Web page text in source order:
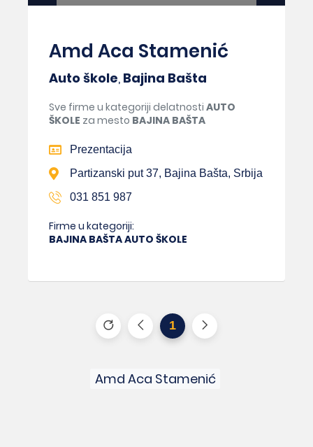
Amd Aca Stamenić
Auto škole, Bajina Bašta
Sve firme u kategoriji delatnosti AUTO
ŠKOLE za mesto BAJINA BAŠTA
Prezentacija
Partizanski put 37, Bajina Bašta, Srbija
031 851 987
Firme u kategoriji:
BAJINA BAŠTA AUTO ŠKOLE
1
Amd Aca Stamenić